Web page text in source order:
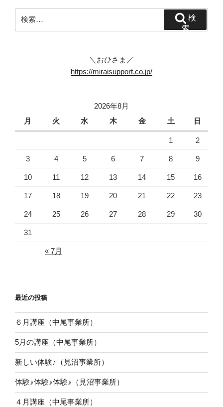
索:
索
＼おひさま／
https://miraisupport.co.jp/
2026年8月
月
火 水 木 金 土 日
1 2
3 4 5 6 7 8 9
10 11 12 13 14 15 16
17 18 19 20 21 22 23
24 25 26 27 28 29 30
31
« 7月
最近の投稿
６月講座（中尾事業所）
5月の講座（中尾事業所）
新しい体験♪（見沼事業所）
体験♪体験♪体験♪（見沼事業所）
４月講座（中尾事業所）